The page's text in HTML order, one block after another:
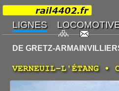
DE GRETZ-
VERNEUIL-L'ÉTANG